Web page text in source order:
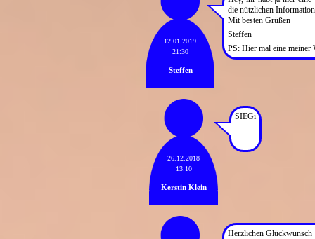
12.01.2019
21:30
Steffen
die nützlichen
Mit besten Grüßen
Steffen
PS: Hier mal eine meiner
26.12.2018
13:10
Kerstin Klein
SIEGi
Herzlichen Glückwunsch